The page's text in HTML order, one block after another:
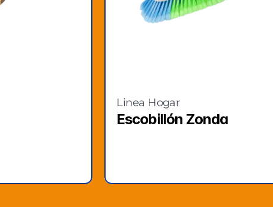
Linea Hogar
Escobillón Zonda